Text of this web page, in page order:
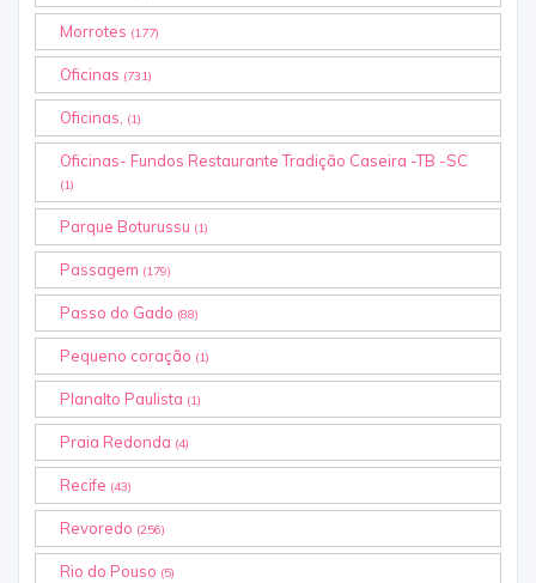
Morrotes (177)
Oficinas (731)
Oficinas, (1)
Oficinas- Fundos Restaurante Tradição Caseira -TB -SC
(1)
Parque Boturussu (1)
Passagem (179)
Passo do Gado (88)
Pequeno coração (1)
Planalto Paulista (1)
Praia Redonda (4)
Recife (43)
Revoredo (256)
Rio do Pouso (5)